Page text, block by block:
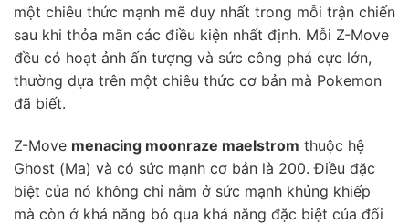
một chiêu thức mạnh mẽ duy nhất trong mỗi trận chiến
sau khi thỏa mãn các điều kiện nhất định. Mỗi Z-Move
đều có hoạt ảnh ấn tượng và sức công phá cực lớn,
thường dựa trên một chiêu thức cơ bản mà Pokemon
đã biết.
Z-Move menacing moonraze maelstrom thuộc hệ
Ghost (Ma) và có sức mạnh cơ bản là 200. Điều đặc
biệt của nó không chỉ nằm ở sức mạnh khủng khiếp
mà còn ở khả năng bỏ qua khả năng đặc biệt của đối